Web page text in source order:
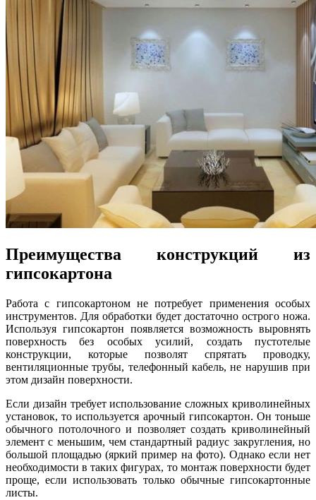
Преимущества конструкций из
гипсокартона
Работа с гипсокартоном не потребует применения особых
инструментов. Для обработки будет достаточно острого ножа.
Используя гипсокартон появляется возможность выровнять
поверхность без особых усилий, создать пустотелые
конструкции, которые позволят спрятать проводку,
вентиляционные трубы, телефонный кабель, не нарушив при
этом дизайн поверхности.
Если дизайн требует использование сложных криволинейных
установок, то используется арочный гипсокартон. Он тоньше
обычного потолочного и позволяет создать криволинейный
элемент с меньшим, чем стандартный радиус закругления, но
большой площадью (яркий пример на фото). Однако если нет
необходимости в таких фигурах, то монтаж поверхности будет
проще, если использовать только обычные гипсокартонные
листы.